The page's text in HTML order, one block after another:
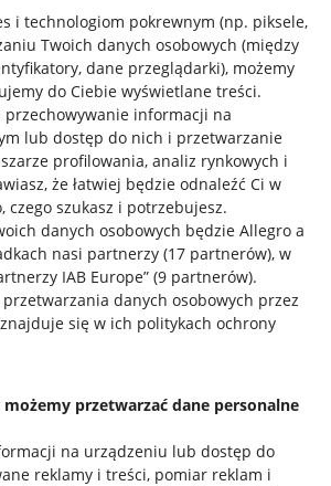
i technologiom pokrewnym (np. piksele,
Twoich danych osobowych (między
dane przeglądarki), możemy
do Ciebie wyświetlane treści.
przechowywanie informacji na
lub dostęp do nich i przetwarzanie
profilowania, analiz rynkowych i
że łatwiej będzie odnaleźć Ci w
czego szukasz i potrzebujesz.
danych osobowych będzie Allegro a
nasi partnerzy (17 partnerów), w
IAB Europe” (9 partnerów).
danych osobowych przez
się w ich politykach ochrony
przetwarzać dane personalne
na urządzeniu lub dostęp do
reklamy i treści, pomiar reklam i